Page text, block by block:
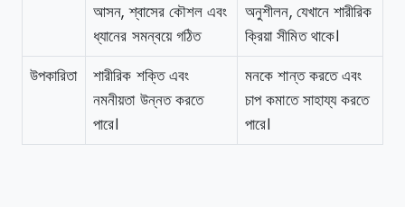
আসন, শ্বাসের কৌশল এবং
ধ্যানের সমন্বয়ে গঠিত
অনুশীলন, যেখানে শারীরিক
ক্রিয়া সীমিত থাকে।
উপকারিতা
শারীরিক শক্তি এবং
নমনীয়তা উন্নত করতে
পারে।
মনকে শান্ত করতে এবং
চাপ কমাতে সাহায্য করতে
পারে।